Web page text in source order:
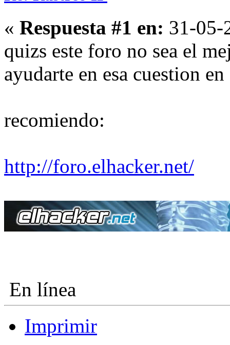
« Respuesta #1 en: 31-05-
quizs este foro no sea el
ayudarte en esa cuestion
recomiendo:
http://foro.elhacker.net/
En línea
Imprimir